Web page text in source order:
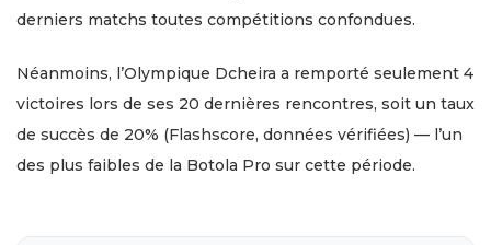
derniers matchs toutes compétitions confondues.
Néanmoins, l’Olympique Dcheira a remporté seulement 4
victoires lors de ses 20 dernières rencontres, soit un taux
de succès de 20% (Flashscore, données vérifiées) — l’un
des plus faibles de la Botola Pro sur cette période.